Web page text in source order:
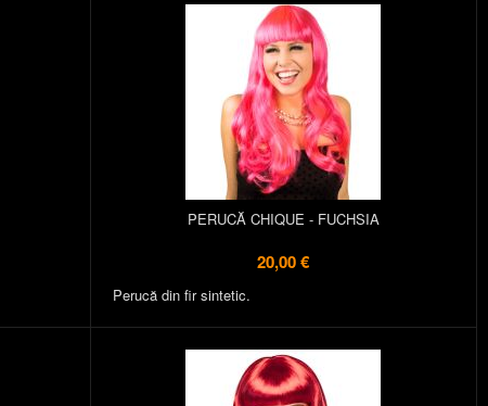
PERUCĂ CHIQUE - FUCHSIA
20,00 €
Perucă din fir sintetic.